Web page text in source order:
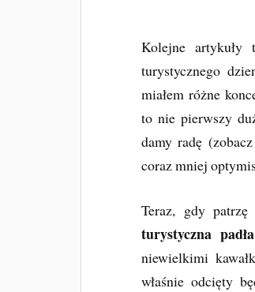
Kolejne
turystycznego
miałem różne
to nie pierwszy
damy radę
coraz mniej
Teraz, gdy
turystyczna
niewielkimi
właśnie odcięty